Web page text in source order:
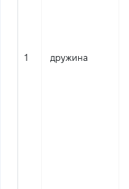
1 дружина